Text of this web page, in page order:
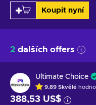
Koupit nyní
2 dalších offers
Ultimate Choice
9.89 Skvělé
388,53 US$